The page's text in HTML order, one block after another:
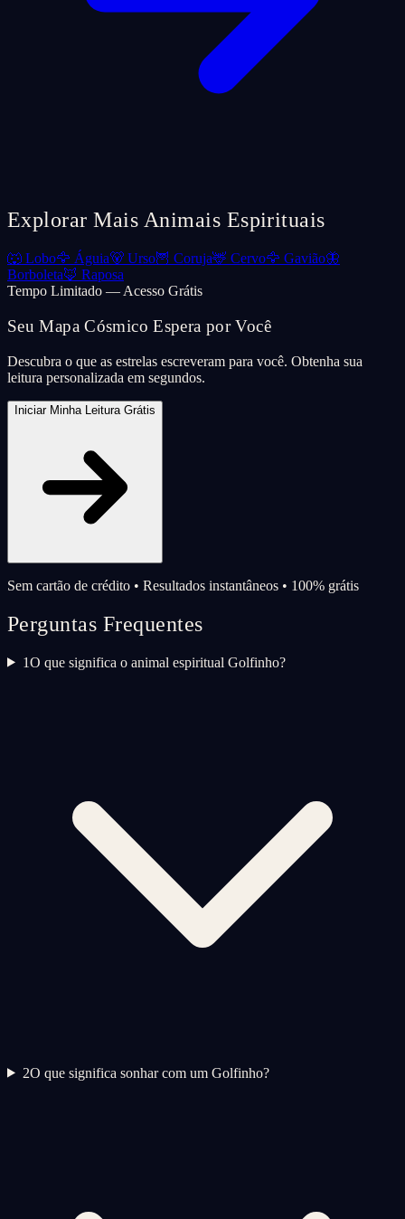
Explorar Mais Animais Espirituais
🐺 Lobo🦅 Águia🐻 Urso🦉 Coruja🦌 Cervo🦅 Gavião🦋
Borboleta🦊 Raposa
Tempo Limitado — Acesso Grátis
Seu Mapa Cósmico Espera por Você
Descubra o que as estrelas escreveram para você. Obtenha sua
leitura personalizada em segundos.
Iniciar Minha Leitura Grátis
Sem cartão de crédito • Resultados instantâneos • 100% grátis
Perguntas Frequentes
1O que significa o animal espiritual Golfinho?
2O que significa sonhar com um Golfinho?